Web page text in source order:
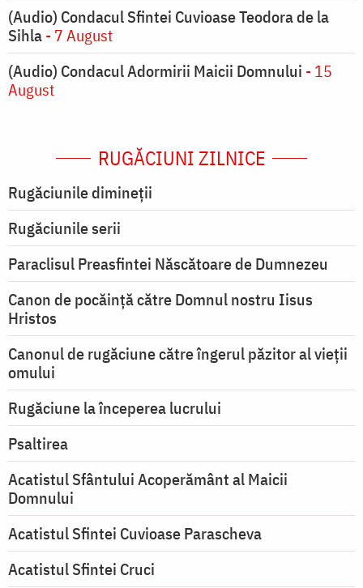
(Audio) Condacul Sfintei Cuvioase Teodora de la
Sihla- 7 August
(Audio) Condacul Adormirii Maicii Domnului - 15
August
RUGĂCIUNI ZILNICE
Rugăciunile dimineții
Rugăciunile serii
Paraclisul Preasfintei Născătoare de Dumnezeu
Canon de pocăință către Domnul nostru Iisus
Hristos
Canonul de rugăciune către îngerul păzitor al vieții
omului
Rugăciune la începerea lucrului
Psaltirea
Acatistul Sfântului Acoperământ al Maicii
Domnului
Acatistul Sfintei Cuvioase Parascheva
Acatistul Sfintei Cruci